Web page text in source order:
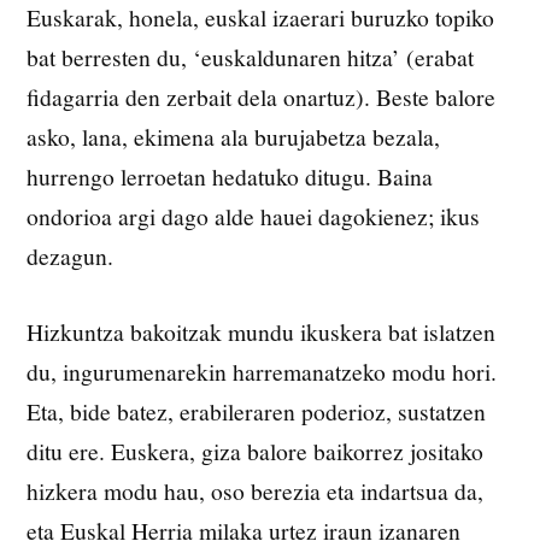
Euskarak, honela, euskal izaerari buruzko topiko
bat berresten du, ‘euskaldunaren hitza’ (erabat
fidagarria den zerbait dela onartuz). Beste balore
asko, lana, ekimena ala burujabetza bezala,
hurrengo lerroetan hedatuko ditugu. Baina
ondorioa argi dago alde hauei dagokienez; ikus
dezagun.
Hizkuntza bakoitzak mundu ikuskera bat islatzen
du, ingurumenarekin harremanatzeko modu hori.
Eta, bide batez, erabileraren poderioz, sustatzen
ditu ere. Euskera, giza balore baikorrez jositako
hizkera modu hau, oso berezia eta indartsua da,
eta Euskal Herria milaka urtez iraun izanaren